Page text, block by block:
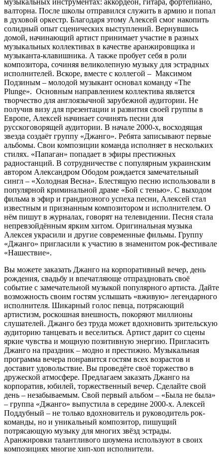
музыкальных инструментах: аккордеон, гитара, фортепиано,
валторна. После школы отправился служить в армию и попал
в духовой оркестр. Благодаря этому Алексей смог накопить
солидный опыт сценических выступлений. Вернувшись
домой, начинающий артист принимает участие в разных
музыкальных коллективах в качестве аранжировщика и
музыканта-клавишника. А также пробует себя в роли
композитора, сочиняя великолепную музыку для эстрадных
исполнителей. Вскоре, вместе с коллегой – Максимом
Подзиным – молодой музыкант основал команду «The
Plunge». Основным направлением коллектива является
творчество для англоязычной зарубежной аудитории. Не
получив визу для презентации и развития своей группы в
Европе, Алексей начинает сочинять песни для
русскоговорящей аудитории. В начале 2000-х, восходящая
звезда создаёт группу «Джанго». Ребята записывают первые
альбомы. Свои композиции команда исполняет в нескольких
стилях. «Папаган» попадает в эфиры престижных
радиостанций. В сотрудничестве с популярным украинским
автором Александром Ободом рождается замечательный
сингл – «Холодная Весна». Блестящую песню использовали в
популярной криминальной драме «Бой с тенью». С выходом
фильма в эфир и грандиозного успеха песни, Алексей стал
известным и признанным композитором и исполнителем. О
нём пишут в журналах, говорят на телевидении. Песня стала
непревзойдённым ярким хитом. Оригинальная музыка
Алексея украсили и другие современные фильмы. Группу
«Джанго» пригласили к участию в знаменитом рок-фестивале
«Нашествие».
Вы можете заказать Джанго на корпоративный вечер, день
рождения, свадьбу и впечатляюще отпраздновать своё
событие с замечательной музыкой популярного артиста. Дайте
возможность своим гостям услышать «вживую» легендарного
исполнителя. Шикарный голос певца, потрясающий
артистизм, роскошная внешность, покоряют миллионы
слушателей. Джанго без труда может вдохновить зрительскую
аудиторию танцевать и веселиться. Артист дарит со сцены
яркие чувства и мощную позитивную энергию. Пригласить
Джанго на праздник – модно и престижно. Музыкальная
программа вечера понравится гостям всех возрастов и
доставит удовольствие. Вы проведёте своё торжество в
дружеской атмосфере. Предлагаем заказать Джанго на
корпоратив, юбилей, торжественный вечер. Сделайте свой
день – незабываемым. Свой первый альбом – «Была не была»
– группа «Джанго» выпустила в середине 2000-х. Алексей
Поддубный – не только вдохновитель и руководитель рок-
команды, но и уникальный композитор, пишущий
потрясающую музыку для многих звёзд эстрады.
Аранжировки талантливого шоумена используют в своих
композициях многие хип-хоп исполнители.